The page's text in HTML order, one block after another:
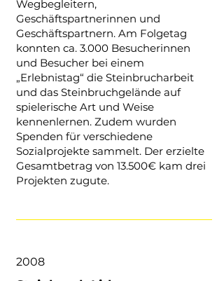
Wegbegleitern,
Geschäftspartnerinnen und
Geschäftspartnern. Am Folgetag
konnten ca. 3.000 Besucherinnen
und Besucher bei einem
„Erlebnistag“ die Steinbrucharbeit
und das Steinbruchgelände auf
spielerische Art und Weise
kennenlernen. Zudem wurden
Spenden für verschiedene
Sozialprojekte sammelt. Der erzielte
Gesamtbetrag von 13.500€ kam drei
Projekten zugute.
2008